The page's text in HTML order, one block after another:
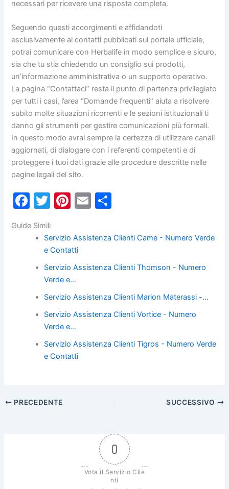
necessari per ricevere una risposta completa.
Seguendo questi accorgimenti e affidandoti
esclusivamente ai contatti pubblicati sul portale ufficiale,
potrai comunicare con Herbalife in modo semplice e sicuro,
sia che tu stia chiedendo un consiglio sui prodotti,
un’informazione amministrativa o un supporto operativo.
La pagina “Contattaci” resta il punto di partenza privilegiato
per tutti i casi, l’area “Domande frequenti” aiuta a risolvere
subito molte situazioni ricorrenti e le sezioni istituzionali ti
danno gli strumenti per gestire comunicazioni più formali.
In questo modo avrai sempre la certezza di utilizzare canali
aggiornati, di dialogare con i referenti competenti e di
proteggere i tuoi dati grazie alle procedure descritte nelle
pagine legali del sito.
F
c
b
o
k
T
itt
er
Pi
er
e
st
E
ai n
vi
Guide Simili
Servizio Assistenza Clienti Came - Numero Verde
e Contatti
Servizio Assistenza Clienti Thomson - Numero
Verde e…
Servizio Assistenza Clienti Marion Materassi -…
Servizio Assistenza Clienti Vortice - Numero
Verde e…
Servizio Assistenza Clienti Tigros - Numero Verde
e Contatti
PRECEDENTE SUCCESSIVO
0
Vota il Servizio Clie
nti